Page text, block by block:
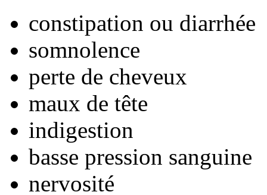
constipation ou diarrhée
somnolence
perte de cheveux
maux de tête
indigestion
basse pression sanguine
nervosité